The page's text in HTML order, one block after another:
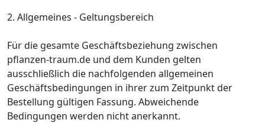
2. Allgemeines - Geltungsbereich
Für die gesamte Geschäftsbeziehung zwischen
pflanzen-traum.de und dem Kunden gelten
ausschließlich die nachfolgenden allgemeinen
Geschäftsbedingungen in ihrer zum Zeitpunkt der
Bestellung gültigen Fassung. Abweichende
Bedingungen werden nicht anerkannt.